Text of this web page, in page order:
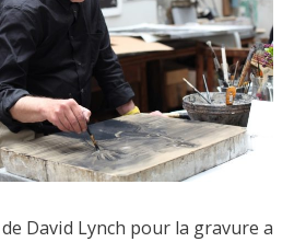
David Lynch pour la gravure a